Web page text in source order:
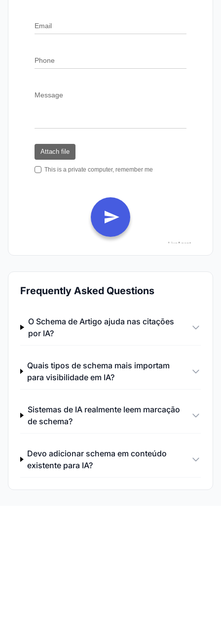
Frequently Asked Questions
O Schema de Artigo ajuda nas citações
por IA?
Quais tipos de schema mais importam
para visibilidade em IA?
Sistemas de IA realmente leem marcação
de schema?
Devo adicionar schema em conteúdo
existente para IA?